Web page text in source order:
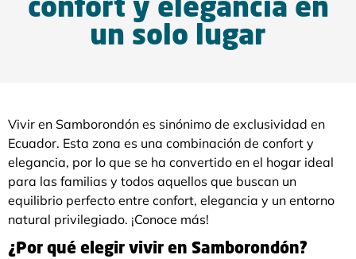
confort y elegancia en
un solo lugar
Vivir en Samborondón es sinónimo de exclusividad en
Ecuador. Esta zona es una combinación de confort y
elegancia, por lo que se ha convertido en el hogar ideal
para las familias y todos aquellos que buscan un
equilibrio perfecto entre confort, elegancia y un entorno
natural privilegiado. ¡Conoce más!
¿Por qué elegir vivir en Samborondón?